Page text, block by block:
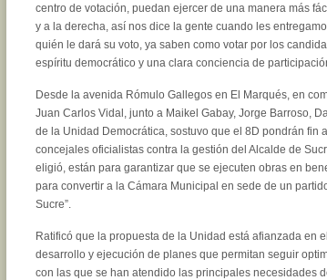
centro de votación, puedan ejercer de una manera más
y a la derecha, así nos dice la gente cuando les
quién le dará su voto, ya saben como votar por los
espíritu democrático y una clara conciencia de
Desde la avenida Rómulo Gallegos en El Marqués, en
Juan Carlos Vidal, junto a Maikel Gabay, Jorge Barroso,
de la Unidad Democrática, sostuvo que el 8D pondrán
concejales oficialistas contra la gestión del Alcalde de
eligió, están para garantizar que se ejecuten obras en
para convertir a la Cámara Municipal en sede de un
Sucre”.
Ratificó que la propuesta de la Unidad está afianzada en
desarrollo y ejecución de planes que permitan seguir
con las que se han atendido las principales necesidades